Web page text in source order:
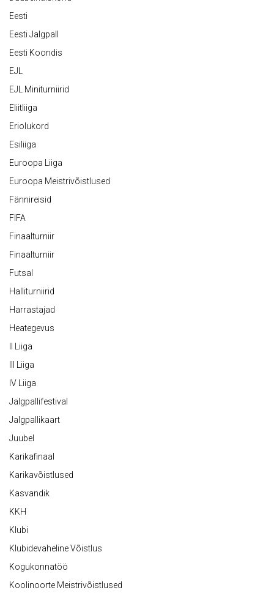
Eesti
Eesti Jalgpall
Eesti Koondis
EJL
EJL Miniturniirid
Eliitliiga
Eriolukord
Esiliiga
Euroopa Liiga
Euroopa Meistrivõistlused
Fännireisid
FIFA
Finaalturniir
Finaalturniir
Futsal
Halliturniirid
Harrastajad
Heategevus
II Liiga
III Liiga
IV Liiga
Jalgpallifestival
Jalgpallikaart
Juubel
Karikafinaal
Karikavõistlused
Kasvandik
KKH
Klubi
Klubidevaheline Võistlus
Kogukonnatöö
Koolinoorte Meistrivõistlused